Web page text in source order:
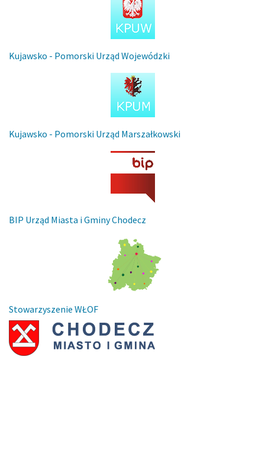
Kujawsko - Pomorski Urząd Wojewódzki
Kujawsko - Pomorski Urząd Marszałkowski
BIP Urząd Miasta i Gminy Chodecz
Stowarzyszenie WŁOF